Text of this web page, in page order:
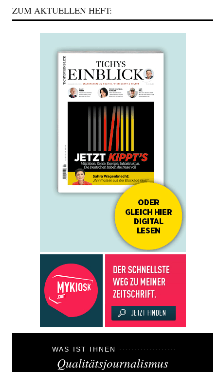
ZUM AKTUELLEN HEFT:
WAS IST IHNEN
Qualitätsjournalismus